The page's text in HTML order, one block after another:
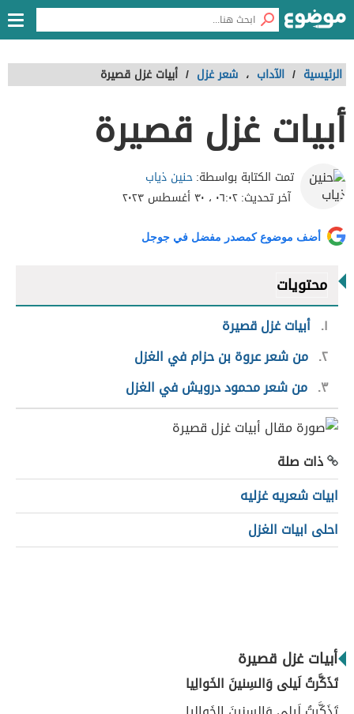
الرئيسية / الآداب ، شعر غزل / أبيات غزل قصيرة
أبيات غزل قصيرة
تمت الكتابة بواسطة:حنين ذياب
آخر تحديث:٠٦:٠٢ ، ٣٠ أغسطس ٢٠٢٣
أضف موضوع كمصدر مفضل في جوجل
محتويات
١ أبيات غزل قصيرة
٢ من شعر عروة بن حزام في الغزل
٣ من شعر محمود درويش في الغزل
ذات صلة
ابيات شعريه غزليه
احلى ابيات الغزل
أبيات غزل قصيرة
تَذَكَّرتُ لَيلى وَالسِنينَ الخَوالِيا